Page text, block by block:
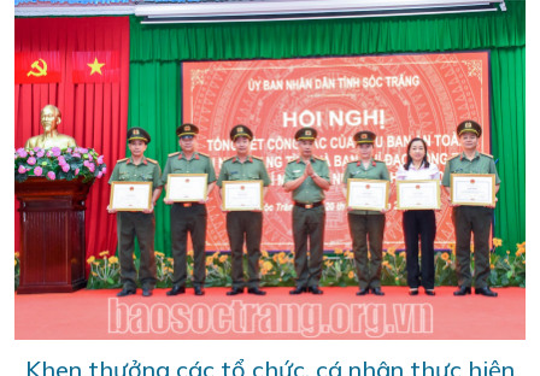
Khen thưởng các tổ chức, cá nhân thực hiện